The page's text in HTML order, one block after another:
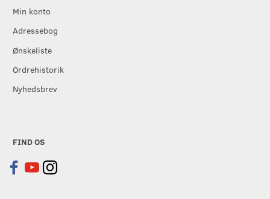
Min konto
Adressebog
Ønskeliste
Ordrehistorik
Nyhedsbrev
FIND OS